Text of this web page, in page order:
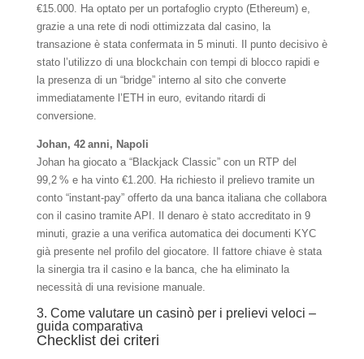
€15.000. Ha optato per un portafoglio crypto (Ethereum) e,
grazie a una rete di nodi ottimizzata dal casino, la
transazione è stata confermata in 5 minuti. Il punto decisivo è
stato l’utilizzo di una blockchain con tempi di blocco rapidi e
la presenza di un “bridge” interno al sito che converte
immediatamente l’ETH in euro, evitando ritardi di
conversione.
Johan, 42 anni, Napoli
Johan ha giocato a “Blackjack Classic” con un RTP del
99,2 % e ha vinto €1.200. Ha richiesto il prelievo tramite un
conto “instant‑pay” offerto da una banca italiana che collabora
con il casino tramite API. Il denaro è stato accreditato in 9
minuti, grazie a una verifica automatica dei documenti KYC
già presente nel profilo del giocatore. Il fattore chiave è stata
la sinergia tra il casino e la banca, che ha eliminato la
necessità di una revisione manuale.
3. Come valutare un casinò per i prelievi veloci –
guida comparativa
Checklist dei criteri